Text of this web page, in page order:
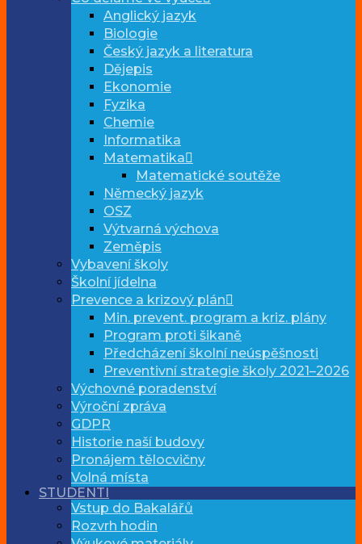
Anglický jazyk
Biologie
Český jazyk a literatura
Dějepis
Ekonomie
Fyzika
Chemie
Informatika
Matematika
Matematické soutěže
Německý jazyk
OSZ
Výtvarná výchova
Zeměpis
Vybavení školy
Školní jídelna
Prevence a krizový plán
Min. prevent. program a kriz. plány
Program proti šikaně
Předcházení školní neúspěšnosti
Preventivní strategie školy 2021–2026
Výchovné poradenství
Výroční zpráva
GDPR
Historie naší budovy
Pronájem tělocvičny
Volná místa
STUDENTI
Vstup do Bakalářů
Rozvrh hodin